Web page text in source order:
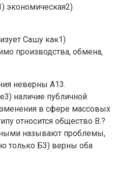
Сашу как1)
производства, обмена,
неверны А13.
наличие публичной
в сфере массовых
относится общество В.?
называют проблемы,
только Б3) верны оба